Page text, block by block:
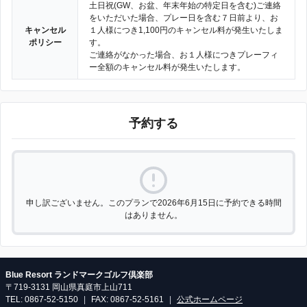
キャンセル
ポリシー
土日祝(GW、お盆、年末年始の特定日を含む)ご連絡
をいただいた場合、プレー日を含む７日前より、お
１人様につき1,100円のキャンセル料が発生いたしま
す。
ご連絡がなかった場合、お１人様につきプレーフィ
ー全額のキャンセル料が発生いたします。
予約する
申し訳ございません。このプランで2026年6月15日に予約できる時間
はありません。
Blue Resort ランドマークゴルフ倶楽部
〒719-3131 岡山県真庭市上山711
TEL: 0867-52-5150
FAX: 0867-52-5161 公式ホームページ